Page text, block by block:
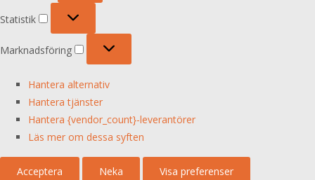
Statistik
Marknadsföring
Hantera alternativ
Hantera tjänster
Hantera {vendor_count}-leverantörer
Läs mer om dessa syften
Acceptera Neka Visa preferenser